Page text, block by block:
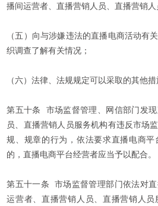
播间运营者、直播营销人员、直播营销人
（五）向与涉嫌违法的直播电商活动有
织调查了解有关情况；
（六）法律、法规规定可以采取的其他措
第五十条 市场监督管理、网信部门发
员、直播营销人员服务机构有违反市场
规、规章的行为，依法要求直播电商
的，直播电商平台经营者应当予以配合。
第五十一条 市场监督管理部门依法对
运营者、直播营销人员、直播营销人